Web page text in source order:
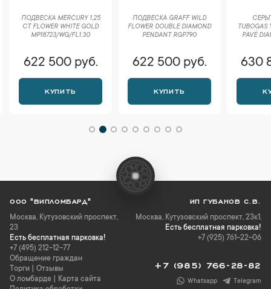
ПОДВЕСКА MERCURY 1,25
CT FLOWER WHITE GOLD
MP18723/WG/FL1.30
622 500 руб.
КУПИТЬ
ПОДВЕСКА GRAFF WILD
FLOWER DOUBLE DIAMOND
PENDANT RGP790
622 500 руб.
КУПИТЬ
TUBOGAS
PAVÉ
630
ООО "ВИПЛОМБАРД"
Москва, Кутузовский проспект,
23
Есть бесплатная парковка!
+7 (495) 212-12-77
Обращение граждан
Торги
Отзывы
О ломбарде
Карта сайта
ИП ГУБАНОВ С.В.
Москва, Кутузовский проспект, 23к1,
Есть бесплатная парковка!
+7 (925) 761-22-06
+7 (985) 766-28-82
Whatsapp Telegram